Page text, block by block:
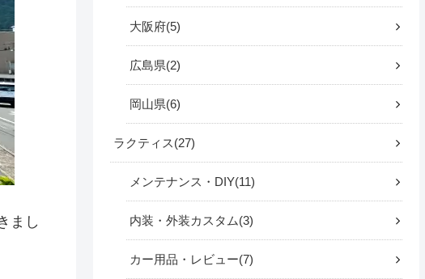
まし
大阪府 5
広島県 2
岡山県 6
ラクティス 27
メンテナンス・DIY 11
内装・外装カスタム 3
カー用品・レビュー 7